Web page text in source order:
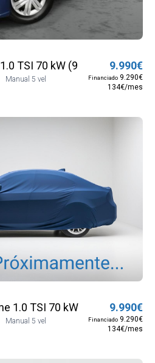
TSI 70 kW (95 CV) SG5
Manual 5 vel
9.990€
Financiado 9.290€
134€/mes
1.0 TSI 70 kW (95CV) BMT
Manual 5 vel
9.990€
Financiado 9.290€
134€/mes